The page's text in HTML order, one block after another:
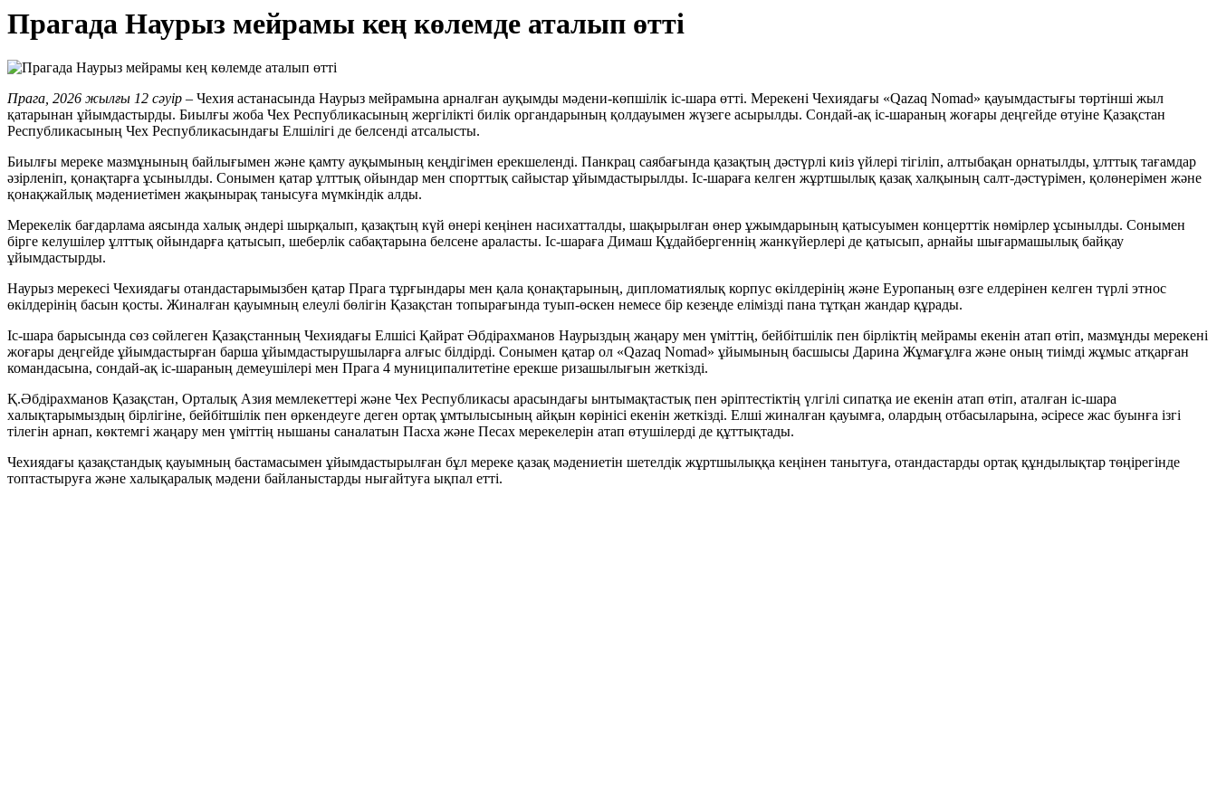
Прагада Наурыз мейрамы кең көлемде аталып өтті
Прага, 2026 жылғы 12 сәуір – Чехия астанасында Наурыз мейрамына арналған ауқымды мәдени-көпшілік іс-шара өтті. Мерекені Чехиядағы «Qazaq Nomad» қауымдастығы төртінші жыл
қатарынан ұйымдастырды. Биылғы жоба Чех Республикасының жергілікті билік органдарының қолдауымен жүзеге асырылды. Сондай-ақ іс-шараның жоғары деңгейде өтуіне Қазақстан
Республикасының Чех Республикасындағы Елшілігі де белсенді атсалысты.
Биылғы мереке мазмұнының байлығымен және қамту ауқымының кеңдігімен ерекшеленді. Панкрац саябағында қазақтың дәстүрлі киіз үйлері тігіліп, алтыбақан орнатылды, ұлттық тағамдар
әзірленіп, қонақтарға ұсынылды. Сонымен қатар ұлттық ойындар мен спорттық сайыстар ұйымдастырылды. Іс-шараға келген жұртшылық қазақ халқының салт-дәстүрімен, қолөнерімен және
қонақжайлық мәдениетімен жақынырақ танысуға мүмкіндік алды.
Мерекелік бағдарлама аясында халық әндері шырқалып, қазақтың күй өнері кеңінен насихатталды, шақырылған өнер ұжымдарының қатысуымен концерттік нөмірлер ұсынылды. Сонымен
бірге келушілер ұлттық ойындарға қатысып, шеберлік сабақтарына белсене араласты. Іс-шараға Димаш Құдайбергеннің жанкүйерлері де қатысып, арнайы шығармашылық байқау
ұйымдастырды.
Наурыз мерекесі Чехиядағы отандастарымызбен қатар Прага тұрғындары мен қала қонақтарының, дипломатиялық корпус өкілдерінің және Еуропаның өзге елдерінен келген түрлі этнос
өкілдерінің басын қосты. Жиналған қауымның елеулі бөлігін Қазақстан топырағында туып-өскен немесе бір кезеңде елімізді пана тұтқан жандар құрады.
Іс-шара барысында сөз сөйлеген Қазақстанның Чехиядағы Елшісі Қайрат Әбдірахманов Наурыздың жаңару мен үміттің, бейбітшілік пен бірліктің мейрамы екенін атап өтіп, мазмұнды мерекені
жоғары деңгейде ұйымдастырған барша ұйымдастырушыларға алғыс білдірді. Сонымен қатар ол «Qazaq Nomad» ұйымының басшысы Дарина Жұмағұлға және оның тиімді жұмыс атқарған
командасына, сондай-ақ іс-шараның демеушілері мен Прага 4 муниципалитетіне ерекше ризашылығын жеткізді.
Қ.Әбдірахманов Қазақстан, Орталық Азия мемлекеттері және Чех Республикасы арасындағы ынтымақтастық пен әріптестіктің үлгілі сипатқа ие екенін атап өтіп, аталған іс-шара
халықтарымыздың бірлігіне, бейбітшілік пен өркендеуге деген ортақ ұмтылысының айқын көрінісі екенін жеткізді. Елші жиналған қауымға, олардың отбасыларына, әсіресе жас буынға ізгі
тілегін арнап, көктемгі жаңару мен үміттің нышаны саналатын Пасха және Песах мерекелерін атап өтушілерді де құттықтады.
Чехиядағы қазақстандық қауымның бастамасымен ұйымдастырылған бұл мереке қазақ мәдениетін шетелдік жұртшылыққа кеңінен танытуға, отандастарды ортақ құндылықтар төңірегінде
топтастыруға және халықаралық мәдени байланыстарды нығайтуға ықпал етті.